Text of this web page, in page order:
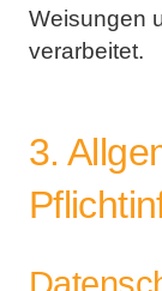
Weisungen
verarbeitet.
3.